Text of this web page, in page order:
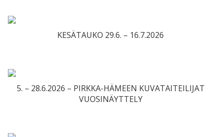
KESÄTAUKO 29.6. – 16.7.2026
5. – 28.6.2026 – PIRKKA-HÄMEEN KUVATAITEILIJAT
VUOSINÄYTTELY